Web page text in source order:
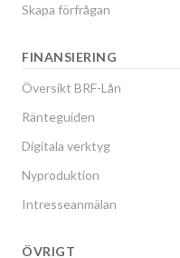
Skapa förfrågan
FINANSIERING
Översikt BRF-Lån
Ränteguiden
Digitala verktyg
Nyproduktion
Intresseanmälan
ÖVRIGT